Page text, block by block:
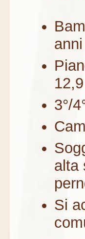
3°/
alta
Si